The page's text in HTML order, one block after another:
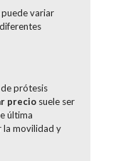
puede variar
prótesis
precio suele ser
última
la movilidad y